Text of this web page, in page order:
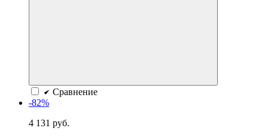
Сравнение
-82%
4 131 руб.